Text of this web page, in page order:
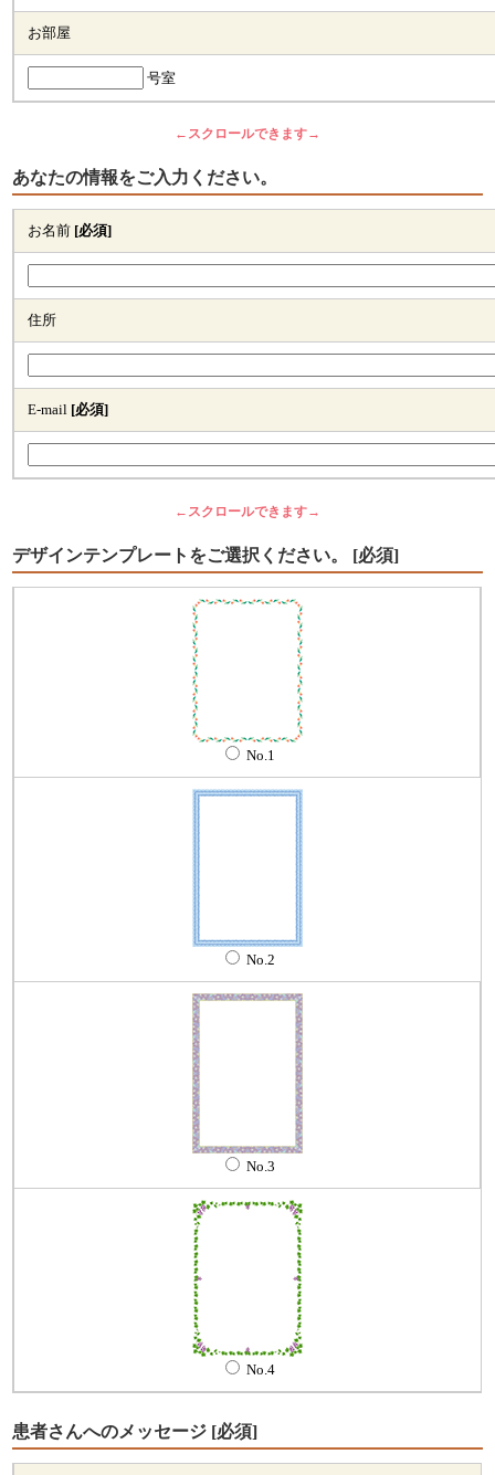
お部屋
号室
←スクロールできます→
あなたの情報をご入力ください。
お名前 [必須]
住所
E-mail [必須]
←スクロールできます→
デザインテンプレートをご選択ください。 [必須]
No.1
No.2
No.3
No.4
患者さんへのメッセージ [必須]